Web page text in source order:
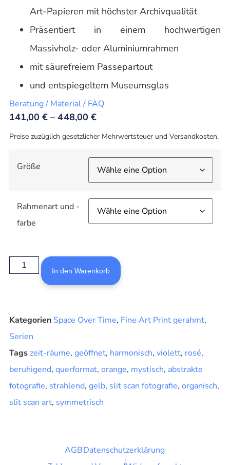
Art-Papieren mit höchster Archivqualität
Präsentiert in einem hochwertigen
Massivholz- oder Aluminiumrahmen
mit säurefreiem Passepartout
und entspiegeltem Museumsglas
Beratung / Material / FAQ
141,00€ –448,00 €
Preise zuzüglich gesetzlicher Mehrwertsteuer und Versandkosten.
Größe
Rahmenart und -
farbe
In den Warenkorb
Kategorien Space Over Time, Fine Art Print gerahmt,
Serien
Tags zeit-räume, geöffnet, harmonisch, violett, rosé,
beruhigend, querformat, orange, mystisch, abstrakte
fotografie, strahlend, gelb, slit scan fotografie, organisch,
slit scan art, symmetrisch
AGBDatenschutzerklärung